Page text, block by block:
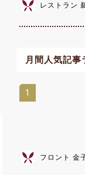
レストラン
月間人気記事
1
フロント